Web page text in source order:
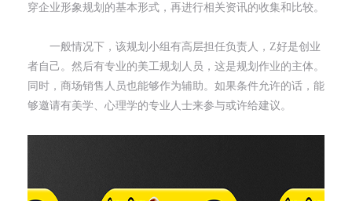
穿企业形象规划的基本形式，再进行相关资讯的收集和比较。
一般情况下，该规划小组有高层担任负责人，Z好是创业
者自己。然后有专业的美工规划人员，这是规划作业的主体。
同时，商场销售人员也能够作为辅助。如果条件允许的话，能
够邀请有美学、心理学的专业人士来参与或许给建议。